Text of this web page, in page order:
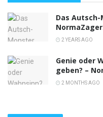
Das
2 YEARS AGO
Genie oder
geben? –
2 MONTHS AGO